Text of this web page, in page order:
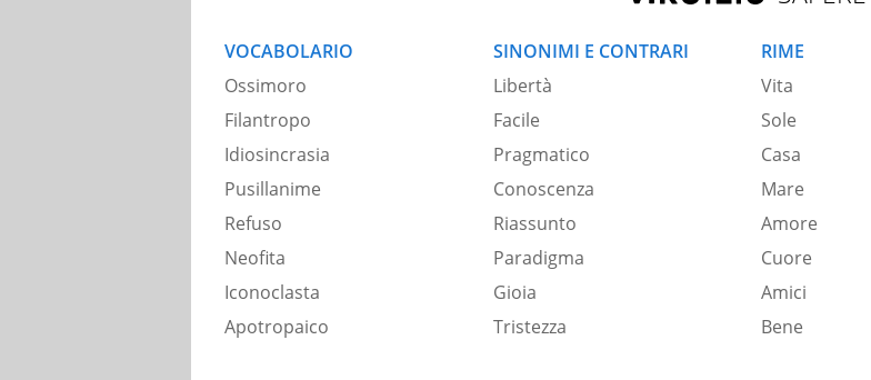
VOCABOLARIO
Ossimoro
Filantropo
Idiosincrasia
Pusillanime
Refuso
Neofita
Iconoclasta
Apotropaico
SINONIMI E CONTRARI
Libertà
Facile
Pragmatico
Conoscenza
Riassunto
Paradigma
Gioia
Tristezza
RIME
Vita
Sole
Casa
Mare
Amore
Cuore
Amici
Bene